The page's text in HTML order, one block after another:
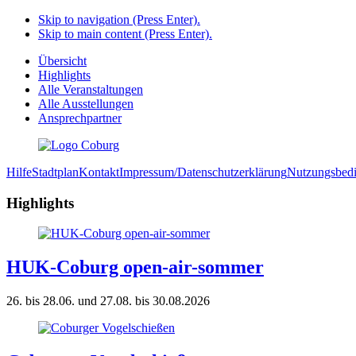
Skip to navigation (Press Enter).
Skip to main content (Press Enter).
Übersicht
Highlights
Alle Veranstaltungen
Alle Ausstellungen
Ansprechpartner
HilfeStadtplanKontaktImpressum/Datenschutzerklärung
Highlights
HUK-Coburg open-air-sommer
26. bis 28.06. und 27.08. bis 30.08.2026